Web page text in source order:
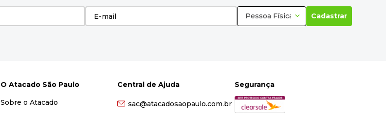
Pessoa Física Cadastrar
O Atacado São Paulo
Sobre o Atacado
Central de Ajuda
sac@atacadosaopaulo.com.br
Segurança